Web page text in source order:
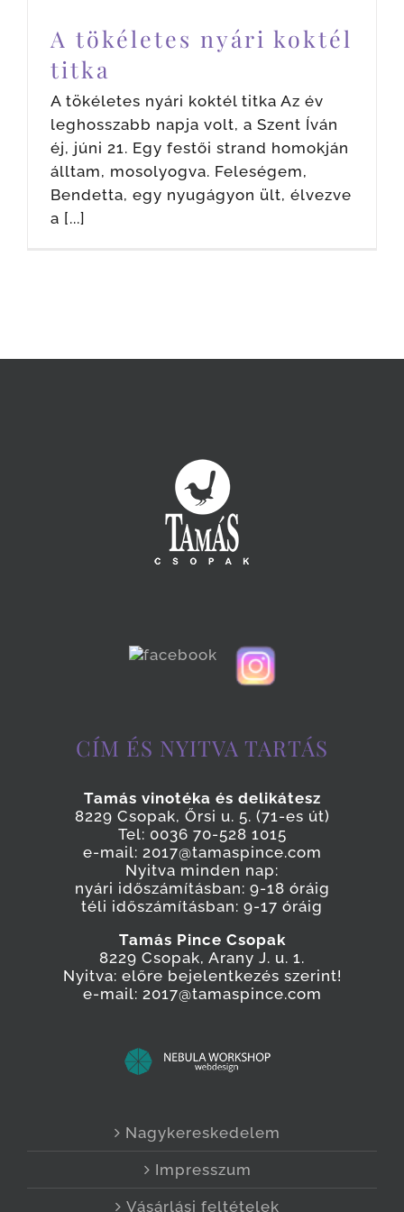
A tökéletes nyári koktél
titka
A tökéletes nyári koktél titka Az év
leghosszabb napja volt, a Szent Íván
éj, júni 21. Egy festői strand homokján
álltam, mosolyogva. Feleségem,
Bendetta, egy nyugágyon ült, élvezve
a [...]
CÍM ÉS NYITVA TARTÁS
Tamás vinotéka és delikátesz
8229 Csopak, Őrsi u. 5. (71-es út)
Tel: 0036 70-528 1015
e-mail: 2017@tamaspince.com
Nyitva minden nap:
nyári időszámításban: 9-18 óráig
téli időszámításban: 9-17 óráig
Tamás Pince Csopak
8229 Csopak, Arany J. u. 1.
Nyitva: előre bejelentkezés szerint!
e-mail: 2017@tamaspince.com
Nagykereskedelem
Impresszum
Vásárlási feltételek